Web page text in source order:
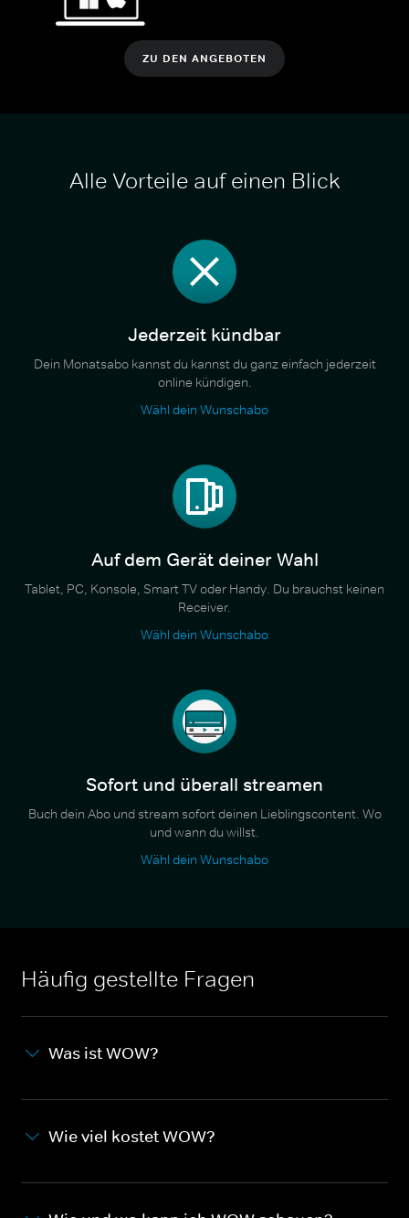
ZU DEN ANGEBOTEN
Alle Vorteile auf einen Blick
Jederzeit kündbar
Dein Monatsabo kannst du kannst du ganz einfach jederzeit
online kündigen.
Wähl dein Wunschabo
Auf dem Gerät deiner Wahl
Tablet, PC, Konsole, Smart TV oder Handy. Du brauchst keinen
Receiver.
Wähl dein Wunschabo
Sofort und überall streamen
Buch dein Abo und stream sofort deinen Lieblingscontent. Wo
und wann du willst.
Wähl dein Wunschabo
Häufig gestellte Fragen
Was ist WOW?
Wie viel kostet WOW?